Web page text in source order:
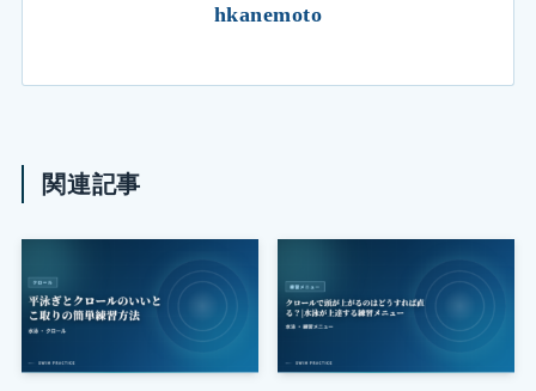
hkanemoto
関連記事